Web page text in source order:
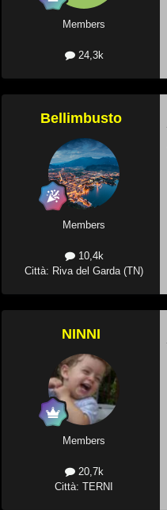
Members
24,3k
Bellimbusto
Members
10,4k
Città: Riva del Garda (TN)
NINNI
Members
20,7k
Città: TERNI